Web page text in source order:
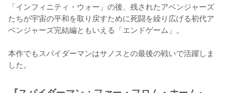
「インフィニティ・ウォー」の後、残されたアベンジャーズ
たちが宇宙の平和を取り戻すために死闘を繰り広げる初代ア
ベンジャーズ完結編ともいえる「エンドゲーム」。
本作でもスパイダーマンはサノスとの最後の戦いで活躍しま
した。